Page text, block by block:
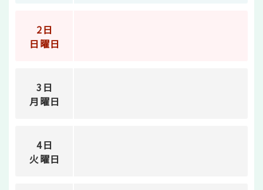
2日
日曜日
3日
月曜日
4日
火曜日